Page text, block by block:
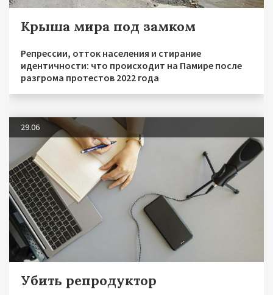
Крыша мира под замком
Репрессии, отток населения и стирание
идентичности: что происходит на Памире после
разгрома протестов 2022 года
29.06
Убить репродуктор